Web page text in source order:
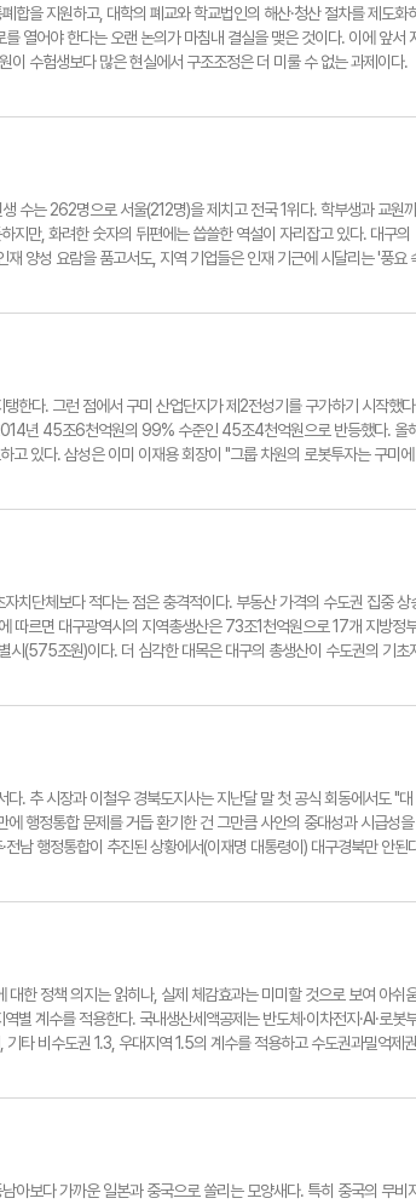
는 '인서울이 더는 계층상승의 보증수표가 아니다'는 것이다. 수도권
경제력에 크게 좌우된다고 했다. 중·저소득 가정 자녀가 상경에 성공
의미다. 그 첫 번째 장벽으로 '높은 주거비'가 지목됐다. 중위소득 가
합을 지원하고, 대학의 폐교와 학교법인의 해산·청산 절차를 제도화
열어야 한다는 오랜 논의가 마침내 결실을 맺은 것이다. 이에 앞서
수험생보다 많은 현실에서 구조조정은 더 미룰 수 없는 과제이다.
안을 마련해야 한다. 일부 수도권 대학은 학부 정원 축소, 대학원·연
과 실질적으로 경쟁할 수 있도록 재정과 연구, 우수 교원 확보, 학생
이 절박하다. 논설실기자 ynnews@yeongnam.com
수는 262명으로 서울(212명)을 제치고 전국 1위다. 학부생과 교원까
지만, 화려한 숫자의 뒤편에는 씁쓸한 역설이 자리잡고 있다. 대구의
양성 요람을 품고서도, 지역 기업들은 인재 기근에 시달리는 '풍요
가 직접 참여하는 '마이크로 디그리(소단위 전공) 트랙'을 신설해 맞춤
대학지원체계) 예산 등을 활용해 청년 인재와 로봇 기업에 실효성 있
아갈 때 대구는 진정한 '로봇산업의 메카'로 도약할 수 있다. 논설실기
한다. 그런 점에서 구미 산업단지가 제2전성기를 구가하기 시작했다
년 45조6천억원의 99% 수준인 45조4천억원으로 반등했다. 올
있다. 삼성은 이미 이재용 회장이 "그룹 차원의 로봇투자는 구미에
번영을 누렸다. 구미~대구 8차선 고속도로가 활력을 띨 때 두 도시는
야 한다. 고급 인력을 공급하고, TK신공항 철도(서대구~동구미~신공
구의 산업밸리가 옛 영광을 되찾길 대구경북민들은 함께 고대한다.
치단체보다 적다는 점은 충격적이다. 부동산 가격의 수도권 집중 상
따르면 대구광역시의 지역총생산은 73조1천억원으로 17개 지방정
시(575조원)이다. 더 심각한 대목은 대구의 총생산이 수도권의 기초
호황으로 지방세 수입도 천문학적으로 불어나고 있다. 국가적으로
있다. 역대 정부가 지방의 부흥, 국가균형발전을 부르짖고 있지만
태할 수 있다. 논설실기자 ynnews@yeongnam.com
. 추 시장과 이철우 경북도지사는 지난달 말 첫 공식 회동에서도 "대
행정통합 문제를 거듭 환기한 건 그만큼 사안의 중대성과 시급성을
남 행정통합이 추진된 상황에서(이재명 대통령이) 대구경북만 안된
움직임이 필요하다. 이게 압박으로 통할지, 설득할 일인지부터 정해
자 나 몰라라 하는 건 책임 있는 자세가 아니다. TK 행정통합은 단순
, 지역민의 기대와 국가적 필요를 고려해 보다 적극적인 인식 전환
한 정책 의지는 읽히나, 실제 체감효과는 미미할 것으로 보여 아쉬
계수를 적용한다. 국내생산세액공제는 반도체·이차전지·AI·로봇
타 비수도권 1.3, 우대지역 1.5의 계수를 적용하고 수도권과밀억제권
광역시라는 이유로 혜택을 받지 못한다. 광역시 안의 군 지역은 포함
다. 이번 개편안은 지역균형발전 의지는 보인다. 그러나 이 정도 혜
반영한 과감한 지원책을 내놓기를 촉구한다. 논설실기자
아보다 가까운 일본과 중국으로 쏠리는 모양새다. 특히 중국의 무비